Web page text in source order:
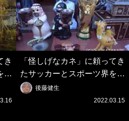
き
待
の
「怪しげなカネ」に頼ってき
たサッカーとスポーツ界を待
つ未来(3)「ロシアン・マネ
ー」に続く中東の「オイルマ
後藤健生
2022.03.15